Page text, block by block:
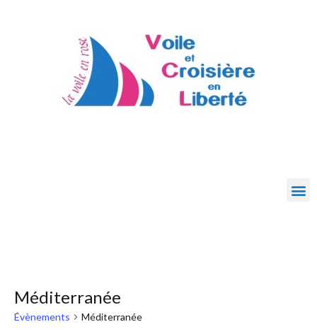
Méditerranée
Évènements Méditerranée